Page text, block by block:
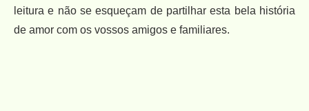
leitura e não se esqueçam de partilhar esta bela história
de amor com os vossos amigos e familiares.